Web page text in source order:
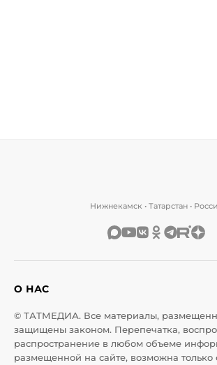
Нижнекамск • Татарстан •
О НАС
© ТАТМЕДИА. Все материалы,
защищены законом. Перепечатка,
распространение в любом объеме
размещенной на сайте, возможна только